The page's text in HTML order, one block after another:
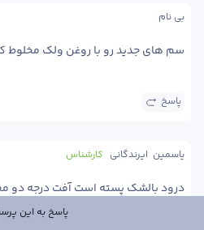
بی نام
سم های جدید رو با روغن ولک مخلوط
پاسخ
کارشناس یاسمین  ایرندگانی
پاسخ به این